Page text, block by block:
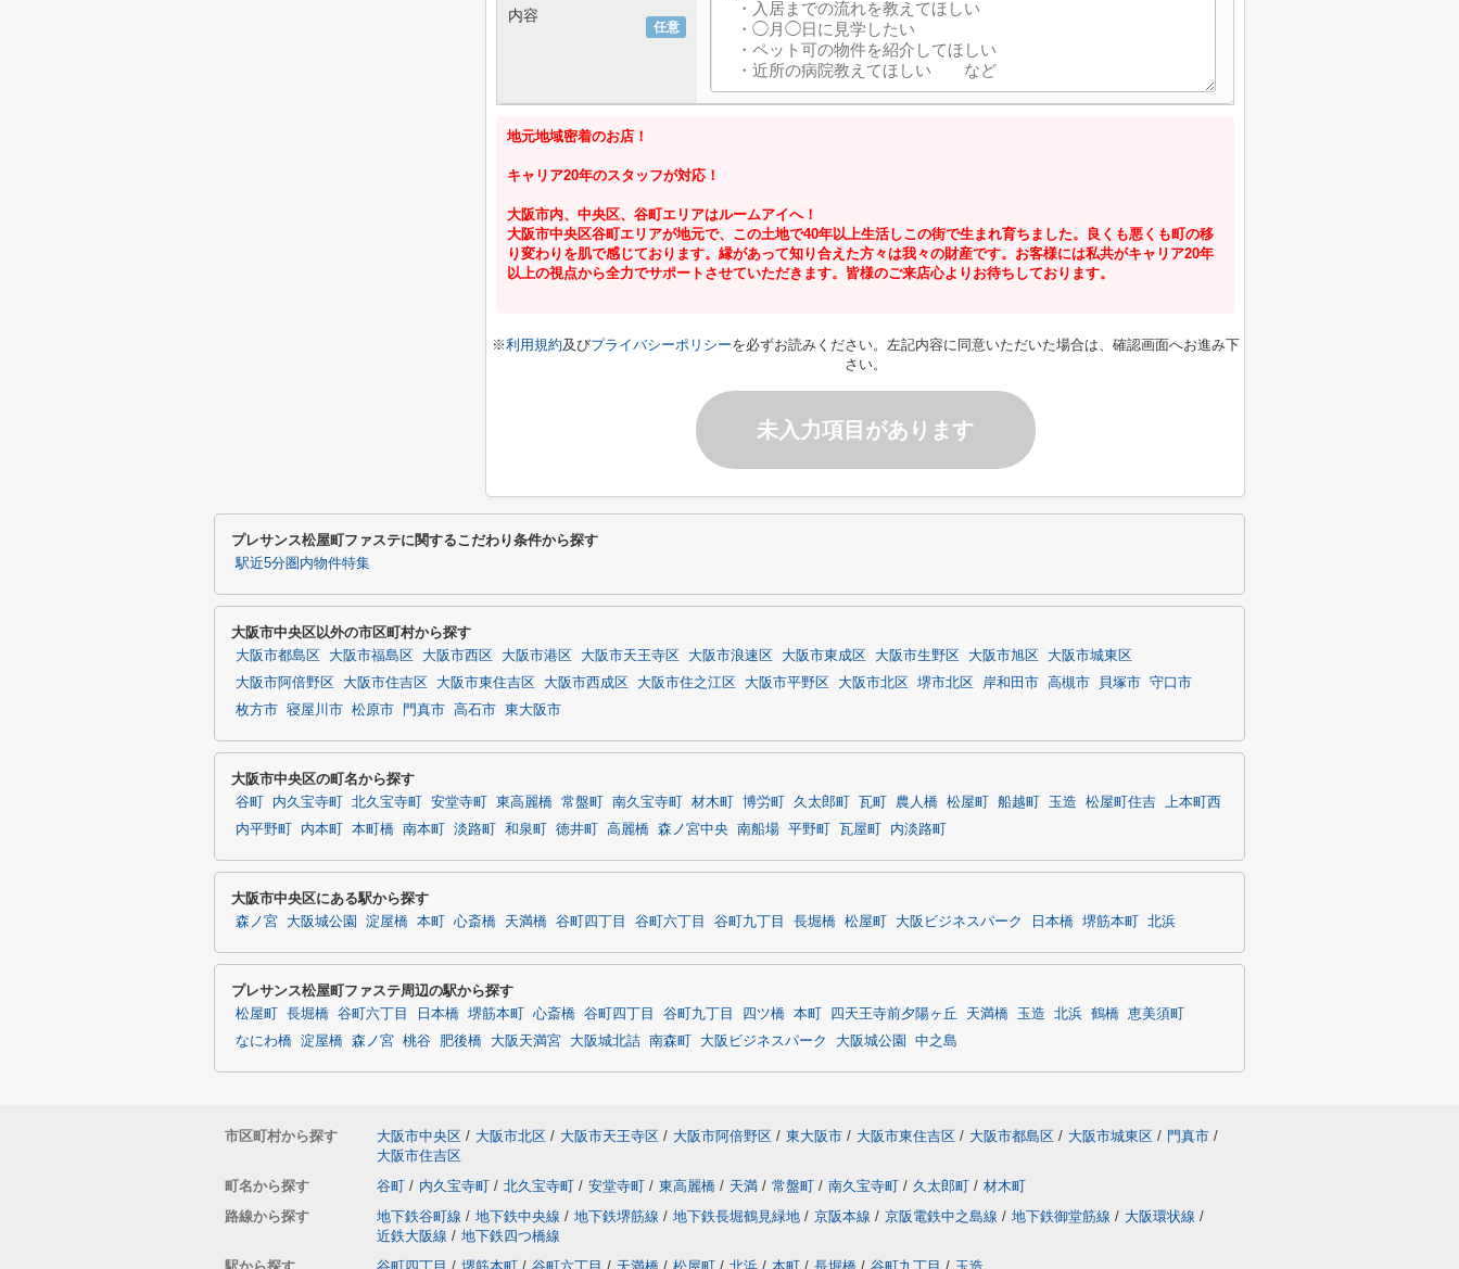
任意
内容
地元地域密着のお店！
キャリア20年のスタッフが対応！
大阪市内、中央区、谷町エリアはルームアイへ！
大阪市中央区谷町エリアが地元で、この土地で40年以上生活しこの街で生まれ育ちました。良くも悪くも町の移
り変わりを肌で感じております。縁があって知り合えた方々は我々の財産です。お客様には私共がキャリア20年
以上の視点から全力でサポートさせていただきます。皆様のご来店心よりお待ちしております。
※利用規約及びプライバシーポリシーを必ずお読みください。左記内容に同意いただいた場合は、確認画面へお進み下
さい。
未入力項目があります
プレサンス松屋町ファステに関するこだわり条件から探す
駅近5分圏内物件特集
大阪市中央区以外の市区町村から探す
大阪市都島区 大阪市福島区 大阪市西区 大阪市港区 大阪市天王寺区 大阪市浪速区 大阪市東成区 大阪市生野区 大阪市旭区
大阪市城東区
大阪市阿倍野区
大阪市住吉区 大阪市東住吉区 大阪市西成区 大阪市住之江区 大阪市平野区 大阪市北区 堺市北区 岸和田市 高槻市 貝塚市 守口市
枚方市 寝屋川市 松原市 門真市 高石市 東大阪市
大阪市中央区の町名から探す
谷町 内久宝寺町 北久宝寺町 安堂寺町 東高麗橋 常盤町 南久宝寺町 材木町 博労町 久太郎町 瓦町 農人橋 松屋町 船越町 玉造 松屋町住吉 上本町西
内平野町
内本町 本町橋 南本町 淡路町 和泉町 徳井町 高麗橋 森ノ宮中央 南船場 平野町 瓦屋町 内淡路町
大阪市中央区にある駅から探す
森ノ宮 大阪城公園 淀屋橋 本町 心斎橋 天満橋 谷町四丁目 谷町六丁目 谷町九丁目 長堀橋 松屋町 大阪ビジネスパーク 日本橋 堺筋本町 北浜
プレサンス松屋町ファステ周辺の駅から探す
松屋町 長堀橋 谷町六丁目 日本橋 堺筋本町 心斎橋 谷町四丁目 谷町九丁目 四ツ橋 本町 四天王寺前夕陽ヶ丘 天満橋 玉造 北浜 鶴橋 恵美須町
なにわ橋 淀屋橋 森ノ宮 桃谷 肥後橋 大阪天満宮 大阪城北詰 南森町 大阪ビジネスパーク 大阪城公園 中之島
市区町村から探す 大阪市中央区 / 大阪市北区 / 大阪市天王寺区 / 大阪市阿倍野区 / 東大阪市 / 大阪市東住吉区 / 大阪市都島区 / 大阪市城東区 / 門真市 /
大阪市住吉区
町名から探す
谷町 / 内久宝寺町 / 北久宝寺町 / 安堂寺町 / 東高麗橋 / 天満 / 常盤町 / 南久宝寺町 / 久太郎町 / 材木町
路線から探す
地下鉄谷町線 / 地下鉄中央線 / 地下鉄堺筋線 / 地下鉄長堀鶴見緑地 / 京阪本線 / 京阪電鉄中之島線 / 地下鉄御堂筋線 / 大阪環状線 /
近鉄大阪線 / 地下鉄四つ橋線